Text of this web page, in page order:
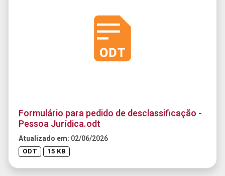
Formulário para pedido de desclassificação -
Pessoa Jurídica.odt
Atualizado em: 02/06/2026
ODT 15 KB